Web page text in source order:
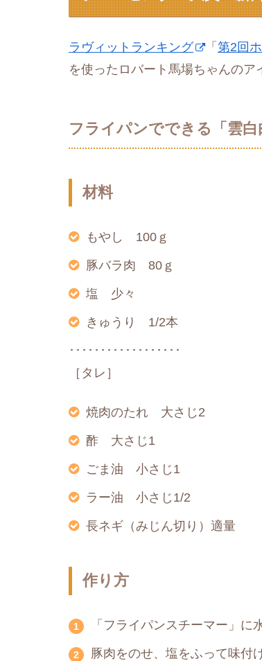
ラヴィットランキング 「 第2回
を使ったロバート馬場ちゃんのア
フライパンでできる「雲白
材料
もやし 100ｇ
豚バラ肉 80ｇ
塩 少々
きゅうり 1/2本
･･････････････････
［タレ］
焼肉のたれ 大さじ2
酢 大さじ1
ごま油 小さじ1
ラー油 小さじ1/2
長ネギ（みじん切り）適量
作り方
「フライパンスチーマー」に
豚肉をのせ、塩をふって味付